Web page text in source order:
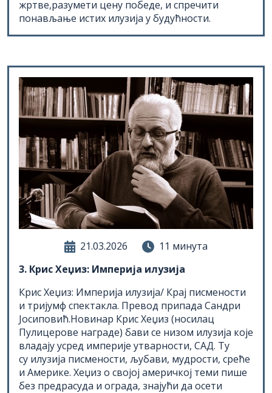
понављање истих илузија у будућности.
21.03.2026
11 минута
3. Крис Хеџиз: Империја илузија
Крис Хеџиз: Империја илузија/ Крај писмености
и тријумф спектакла. Превод припада Сандри
Јосиповић.Новинар Крис Хеџиз (носилац
Пулицерове награде) бави се низом илузија које
владају усред империје утварности, САД. Ту
су илузија писмености, љубави, мудрости, среће
и Америке. Хеџиз о својој америчкој теми пише
без предрасуда и ограда, знајући да осети
куцање „срца таме“.